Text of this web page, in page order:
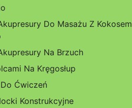
Do Masażu Z Kokosem
Na Brzuch
Na Kręgosłup
Ćwiczeń
Konstrukcyjne